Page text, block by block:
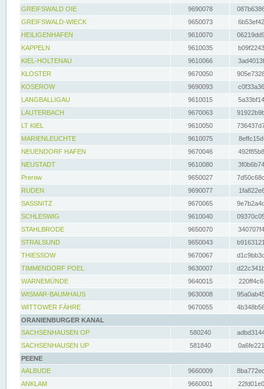
GREIFSWALD OIE
9690078
GREIFSWALD-WIECK
9650073
HEILIGENHAFEN
9610070
KAPPELN
9610035
KIEL-HOLTENAU
9610066
KLOSTER
9670050
KOSEROW
9690093
LANGBALLIGAU
9610015
LAUTERBACH
9670063
LT KIEL
9610050
MARIENLEUCHTE
9610075
NEUENDORF HAFEN
9670046
NEUSTADT
9610080
Prerow
9650027
RUDEN
9690077
SASSNITZ
9670065
SCHLESWIG
9610040
STAHLBRODE
9650070
STRALSUND
9650043
THIESSOW
9670067
TIMMENDORF POEL
9630007
WARNEMÜNDE
9640015
WISMAR-BAUMHAUS
9630008
WITTOWER FÄHRE
9670055
ORANIENBURGER KANAL
SACHSENHAUSEN OP
580240
SACHSENHAUSEN UP
581840
PEENE
AALBUDE
9660009
ANKLAM
9660001